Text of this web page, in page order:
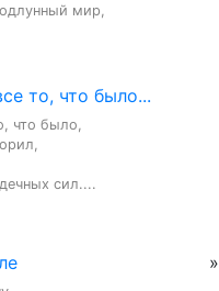
мир,
то, что было...
что было,
сил....
»